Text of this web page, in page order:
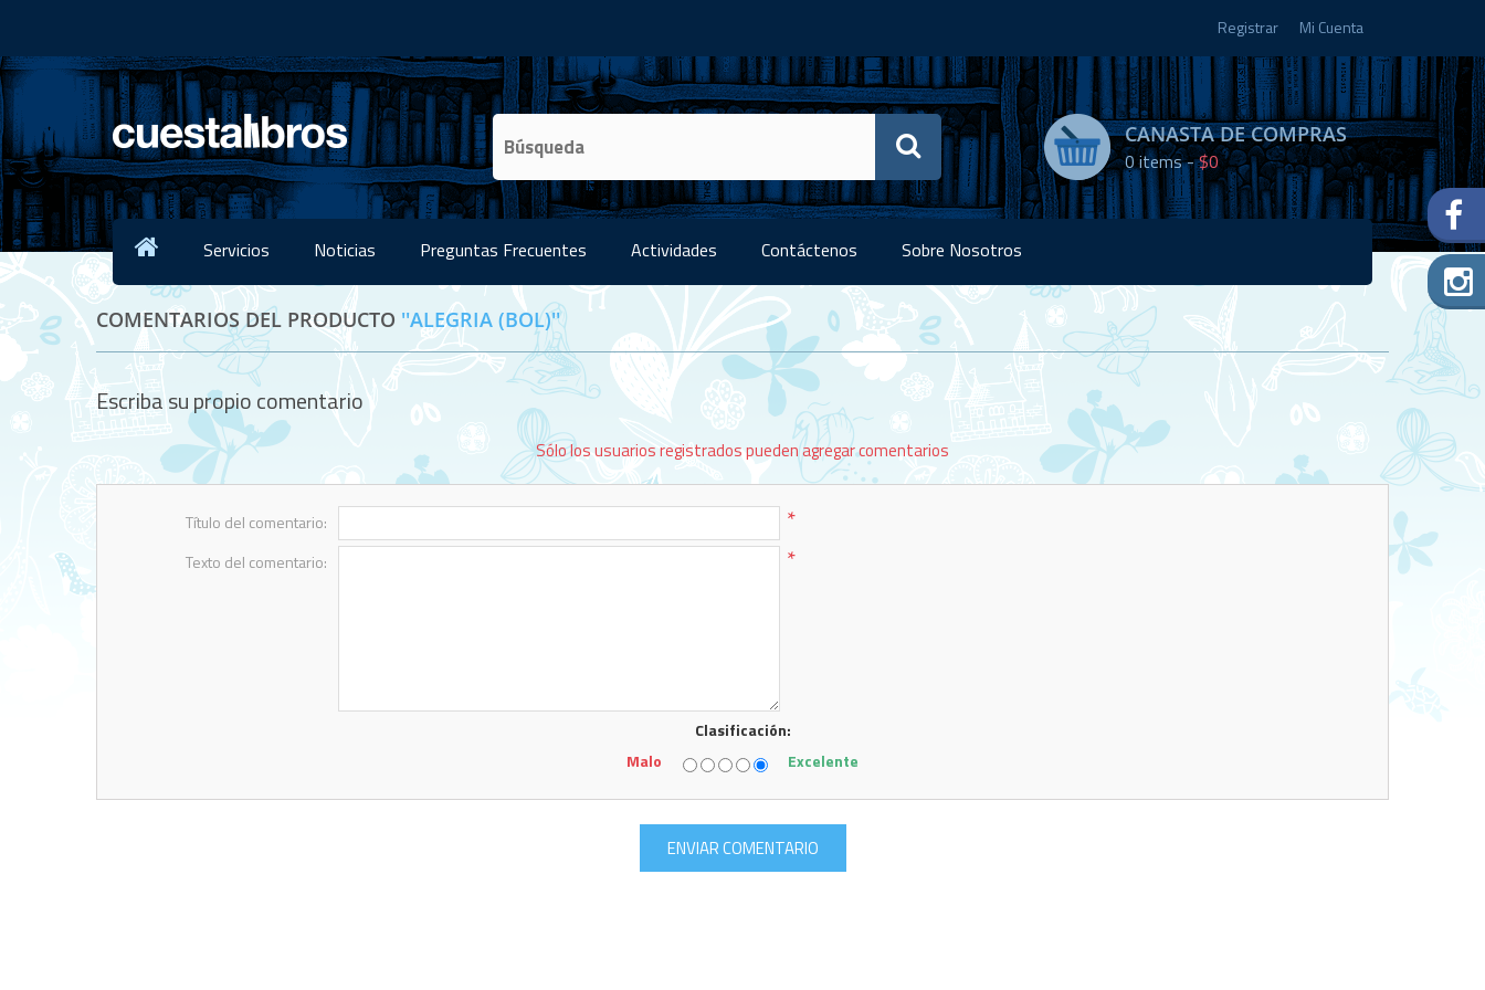
Registrar Mi Cuenta
CANASTA DE COMPRAS
0items -$0
Servicios Noticias Preguntas Frecuentes Actividades Contáctenos Sobre Nosotros
COMENTARIOS DEL PRODUCTO ALEGRIA (BOL)
Escriba su propio comentario
Sólo los usuarios registrados pueden agregar comentarios
Título del comentario: *
Texto del comentario: *
Clasificación:
Malo
Excelente